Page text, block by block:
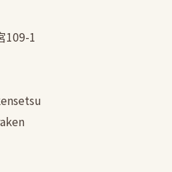
109-1